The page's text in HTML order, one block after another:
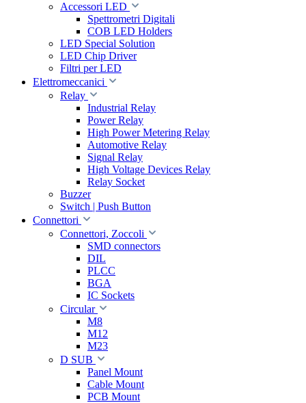
Accessori LED
Spettrometri Digitali
COB LED Holders
LED Special Solution
LED Chip Driver
Filtri per LED
Elettromeccanici
Relay
Industrial Relay
Power Relay
High Power Metering Relay
Automotive Relay
Signal Relay
High Voltage Devices Relay
Relay Socket
Buzzer
Switch | Push Button
Connettori
Connettori, Zoccoli
SMD connectors
DIL
PLCC
BGA
IC Sockets
Circular
M8
M12
M23
D SUB
Panel Mount
Cable Mount
PCB Mount